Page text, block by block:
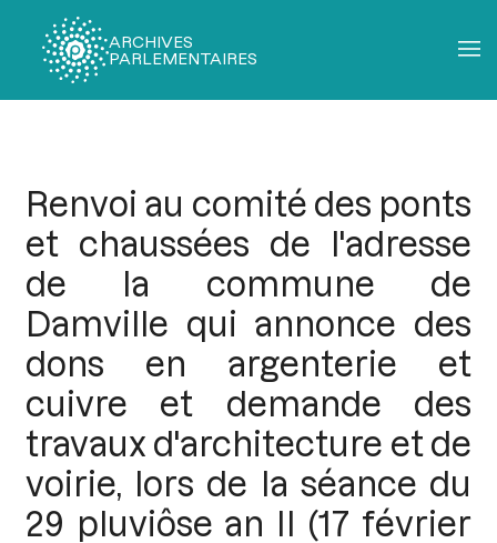
ARCHIVES
PARLEMENTAIRES
Renvoi au comité des ponts
et chaussées de l'adresse
de la commune de
Damville qui annonce des
dons en argenterie et
cuivre et demande des
travaux d'architecture et de
voirie, lors de la séance du
29 pluviôse an II (17 février